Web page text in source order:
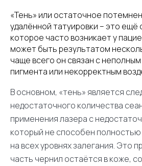
«Тень» или остаточное
удалённой татуировки – это ещё
которое часто возникает у
может быть результатом
чаще всего он связан с
пигмента или некорректным
В основном, «тень» является
недостаточного количества
применения лазера с
который не способен
на всех уровнях залегания. Это
часть чернил остаётся в коже,